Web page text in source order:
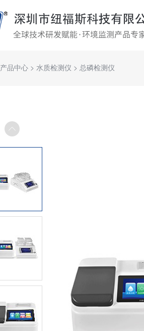
产品中心 > 水质检测仪 > 总磷检测仪